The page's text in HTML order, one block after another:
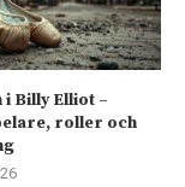
i Billy Elliot –
roller och